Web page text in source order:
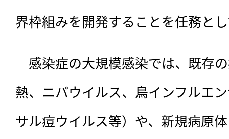
界枠組みを開発することを任務と
感染症の大規模感染では、既存
熱、ニパウイルス、鳥インフルエ
サル痘ウイルス等）や、新規病原